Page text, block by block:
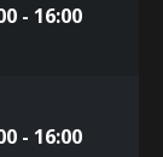
- 16:00
- 16:00